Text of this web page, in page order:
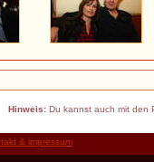
Hinweis:Du kannst auch mit den
& impressum